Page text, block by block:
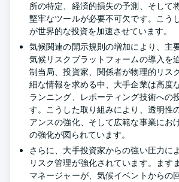
所の特定、経済的損失の予測、そして
堅牢なツールが必要不可欠です。こう
が世界的な投資を加速させています。
気候関連の開示規則の増加により、主
気候リスクプラットフォームの導入を
制当局、投資家、関係者が物理的リス
細な情報を求める中、大手企業は高度
ランニング、レポーティング技術への
す。こうした取り組みにより、透明性
アンスの強化、そして広範な事業にお
の強化が図られています。
さらに、大手投資家からの強い圧力に
リスク管理が強化されています。ます
マネージャーが、気候イベントからの